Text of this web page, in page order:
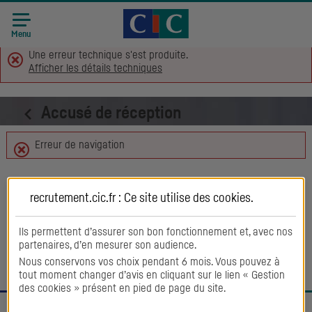
Accueil CIC Recrutement
Menu
Une erreur technique s'est produite.
Afficher les détails techniques
Accusé de réception
Erreur de navigation
Retour aux offres
recrutement.cic.fr : Ce site utilise des cookies.
Ils permettent d’assurer son bon fonctionnement et, avec nos
partenaires, d’en mesurer son audience.
Nous conservons vos choix pendant 6 mois. Vous pouvez à
tout moment changer d’avis en cliquant sur le lien « Gestion
des cookies » présent en pied de page du site.